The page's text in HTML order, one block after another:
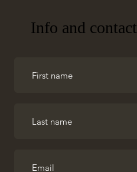
Info and contact